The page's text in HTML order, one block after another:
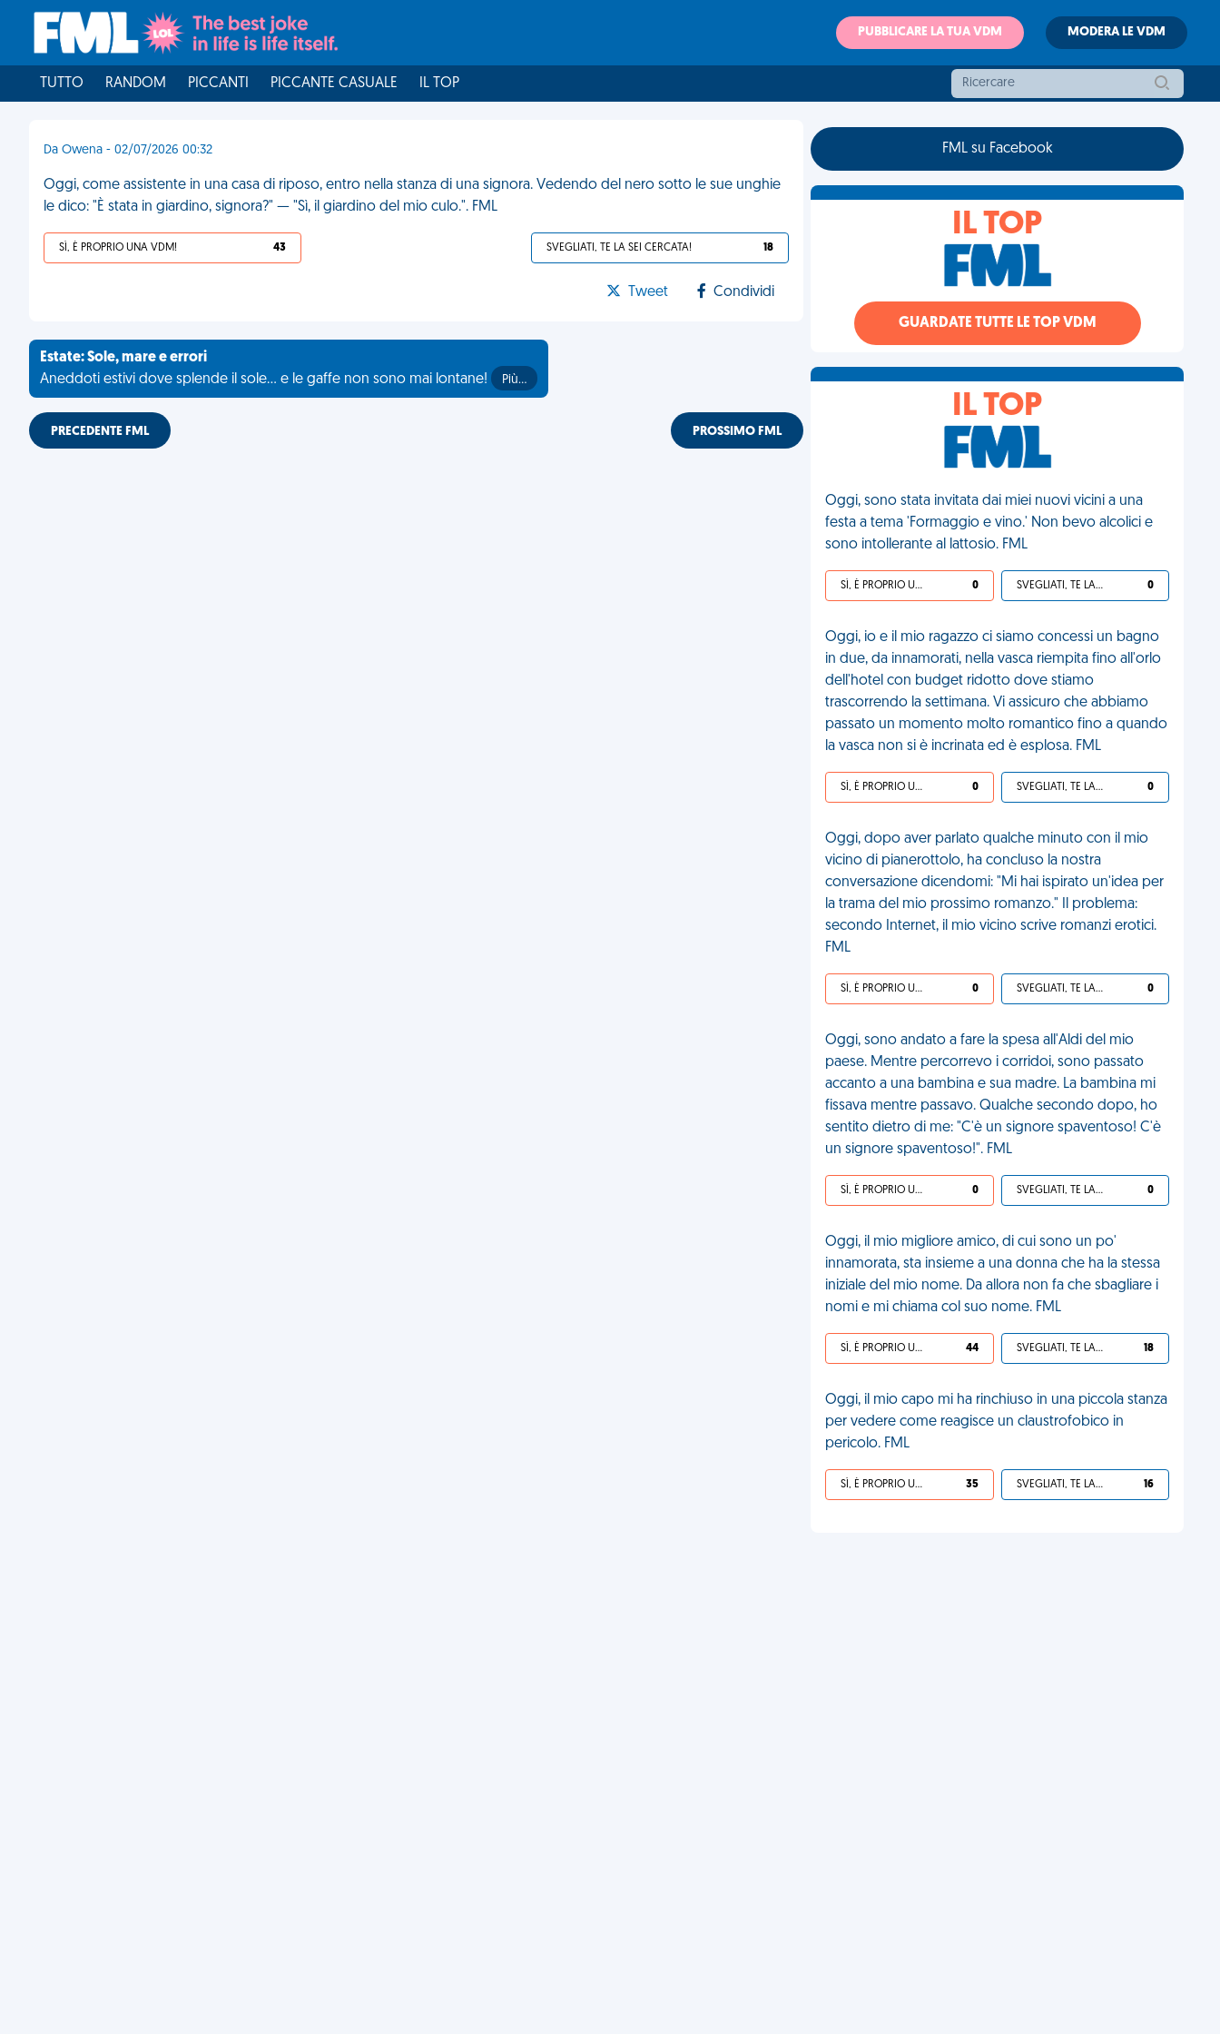
PUBBLICARE LA TUA VDM MODERA LE VDM
TUTTO RANDOM PICCANTI PICCANTE CASUALE IL TOP
Da Owena - 02/07/2026 00:32
Oggi, come assistente in una casa di riposo, entro nella stanza di una signora. Vedendo del nero sotto le sue unghie
le dico: "È stata in giardino, signora?" — "Sì, il giardino del mio culo.". FML
SÌ, È PROPRIO UNA VDM! 43 SVEGLIATI, TE LA SEI CERCATA! 18
Tweet Condividi
Estate: Sole, mare e errori
Aneddoti estivi dove splende il sole... e le gaffe non sono mai lontane!
Più…
PRECEDENTE FML PROSSIMO FML
FML su Facebook
IL TOP
GUARDATE TUTTE LE TOP VDM
IL TOP
Oggi, sono stata invitata dai miei nuovi vicini a una
festa a tema 'Formaggio e vino.' Non bevo alcolici e
sono intollerante al lattosio. FML
SÌ, È PROPRIO UNA VDM! 0 SVEGLIATI, TE LA SEI CERCATA! 0
Oggi, io e il mio ragazzo ci siamo concessi un bagno
in due, da innamorati, nella vasca riempita fino all'orlo
dell'hotel con budget ridotto dove stiamo
trascorrendo la settimana. Vi assicuro che abbiamo
passato un momento molto romantico fino a quando
la vasca non si è incrinata ed è esplosa. FML
SÌ, È PROPRIO UNA VDM! 0 SVEGLIATI, TE LA SEI CERCATA! 0
Oggi, dopo aver parlato qualche minuto con il mio
vicino di pianerottolo, ha concluso la nostra
conversazione dicendomi: "Mi hai ispirato un'idea per
la trama del mio prossimo romanzo." Il problema:
secondo Internet, il mio vicino scrive romanzi erotici.
FML
SÌ, È PROPRIO UNA VDM! 0 SVEGLIATI, TE LA SEI CERCATA! 0
Oggi, sono andato a fare la spesa all'Aldi del mio
paese. Mentre percorrevo i corridoi, sono passato
accanto a una bambina e sua madre. La bambina mi
fissava mentre passavo. Qualche secondo dopo, ho
sentito dietro di me: "C'è un signore spaventoso! C'è
un signore spaventoso!". FML
SÌ, È PROPRIO UNA VDM! 0 SVEGLIATI, TE LA SEI CERCATA! 0
Oggi, il mio migliore amico, di cui sono un po'
innamorata, sta insieme a una donna che ha la stessa
iniziale del mio nome. Da allora non fa che sbagliare i
nomi e mi chiama col suo nome. FML
SÌ, È PROPRIO UNA VDM! 44 SVEGLIATI, TE LA SEI CERCATA! 18
Oggi, il mio capo mi ha rinchiuso in una piccola stanza
per vedere come reagisce un claustrofobico in
pericolo. FML
SÌ, È PROPRIO UNA VDM! 35 SVEGLIATI, TE LA SEI CERCATA! 16